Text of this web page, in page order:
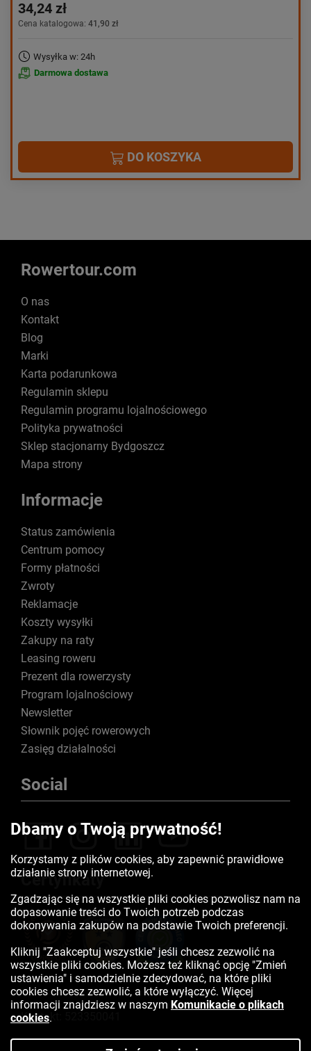
34,24 zł
Cena katalogowa: 41,90 zł
Wysyłka w: 24h
Darmowa dostawa
DO KOSZYKA
Rowertour.com
O nas
Kontakt
Blog
Marki
Karta podarunkowa
Regulamin sklepu
Regulamin programu lojalnościowego
Polityka prywatności
Sklep stacjonarny Bydgoszcz
Mapa strony
Informacje
Status zamówienia
Centrum pomocy
Formy płatności
Zwroty
Reklamacje
Koszty wysyłki
Zakupy na raty
Leasing roweru
Prezent dla rowerzysty
Program lojalnościowy
Newsletter
Słownik pojęć rowerowych
Zasięg działalności
Social
Certyfikaty
Kontakt:
Dbamy o Twoją prywatność!
Korzystamy z plików cookies, aby zapewnić prawidłowe
działanie strony internetowej.
Zgadzając się na wszystkie pliki cookies pozwolisz nam na
dopasowanie treści do Twoich potrzeb podczas
dokonywania zakupów na podstawie Twoich preferencji.
Kliknij "Zaakceptuj wszystkie" jeśli chcesz zezwolić na
wszystkie pliki cookies. Możesz też kliknąć opcję "Zmień
ustawienia" i samodzielnie zdecydować, na które pliki
cookies chcesz zezwolić, a które wyłączyć. Więcej
informacji znajdziesz w naszym Komunikacie o plikach
cookies.